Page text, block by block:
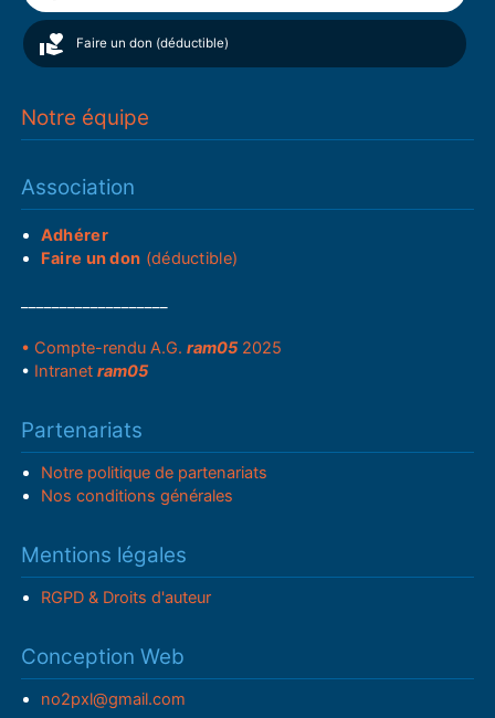
Faire un don (déductible)
Notre équipe
Association
Adhérer
Faire un don (déductible)
• Compte-rendu A.G.ram05 2025
• Intranetram05
Partenariats
Notre politique de partenariats
Nos conditions générales
Mentions légales
RGPD & Droits d'auteur
Conception Web
no2pxl@gmail.com